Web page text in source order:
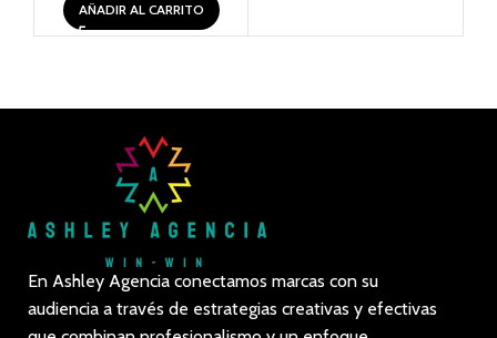
AÑADIR AL CARRITO
En Ashley Agencia conectamos marcas con su
audiencia a través de estrategias creativas y efectivas